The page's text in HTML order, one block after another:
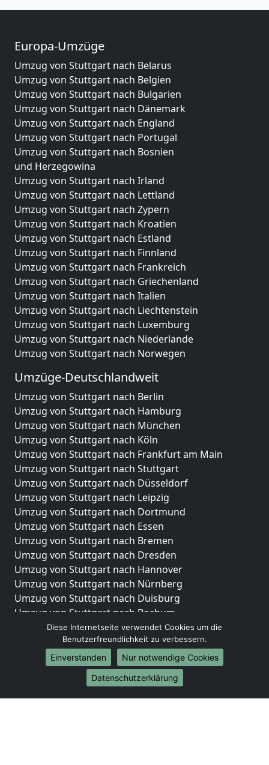
Europa-Umzüge
Umzug von Stuttgart nach Belarus
Umzug von Stuttgart nach Belgien
Umzug von Stuttgart nach Bulgarien
Umzug von Stuttgart nach Dänemark
Umzug von Stuttgart nach England
Umzug von Stuttgart nach Portugal
Umzug von Stuttgart nach Bosnien
und Herzegowina
Umzug von Stuttgart nach Irland
Umzug von Stuttgart nach Lettland
Umzug von Stuttgart nach Zypern
Umzug von Stuttgart nach Kroatien
Umzug von Stuttgart nach Estland
Umzug von Stuttgart nach Finnland
Umzug von Stuttgart nach Frankreich
Umzug von Stuttgart nach Griechenland
Umzug von Stuttgart nach Italien
Umzug von Stuttgart nach Liechtenstein
Umzug von Stuttgart nach Luxemburg
Umzug von Stuttgart nach Niederlande
Umzug von Stuttgart nach Norwegen
Umzüge-Deutschlandweit
Umzug von Stuttgart nach Berlin
Umzug von Stuttgart nach Hamburg
Umzug von Stuttgart nach München
Umzug von Stuttgart nach Köln
Umzug von Stuttgart nach Frankfurt am Main
Umzug von Stuttgart nach Stuttgart
Umzug von Stuttgart nach Düsseldorf
Umzug von Stuttgart nach Leipzig
Umzug von Stuttgart nach Dortmund
Umzug von Stuttgart nach Essen
Umzug von Stuttgart nach Bremen
Umzug von Stuttgart nach Dresden
Umzug von Stuttgart nach Hannover
Umzug von Stuttgart nach Nürnberg
Umzug von Stuttgart nach Duisburg
Umzug von Stuttgart nach Bochum
Umzug von Stuttgart nach Wuppertal
Umzug von Stuttgart nach Bielefeld
Umzug von Stuttgart nach Bonn
Umzug von Stuttgart nach Münster
Diese Internetseite verwendet Cookies um die
Benutzerfreundlichkeit zu verbessern.
Einverstanden
Nur notwendige Cookies
Datenschutzerklärung